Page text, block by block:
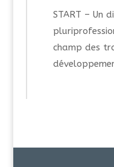
START – Un
champ des